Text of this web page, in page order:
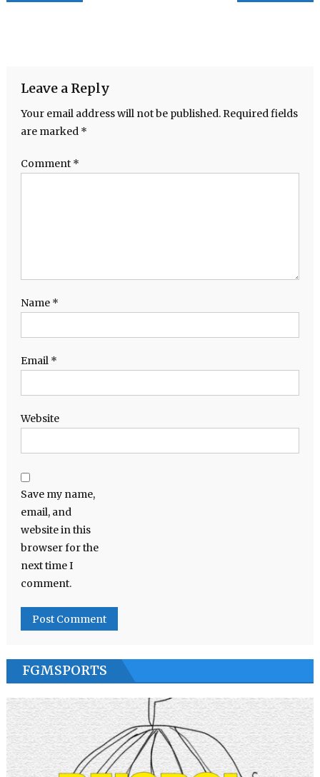
Leave a Reply
Your email address will not be published. Required fields
are marked *
Comment *
Name *
Email *
Website
Save my name,
email, and
website in this
browser for the
next time I
comment.
FGMSPORTS